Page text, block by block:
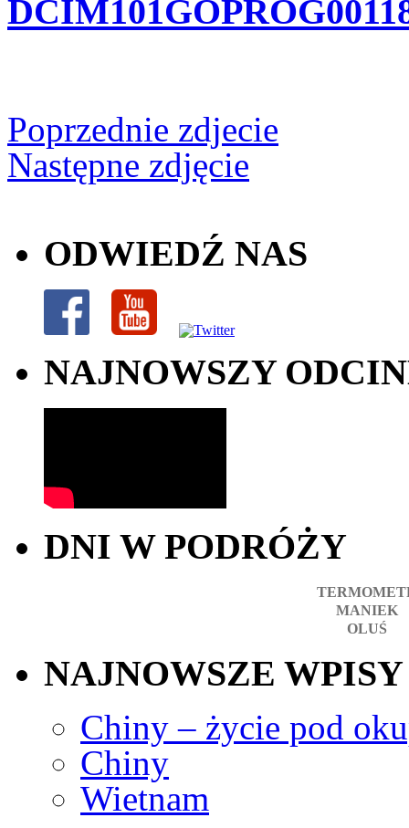
Poprzednie zdjecie
Następne zdjęcie
ODWIEDŹ NAS
NAJNOWSZY
DNI W PODRÓŻY
MANIEK
OLUŚ
NAJNOWSZE WPISY
Chiny – życie pod
Chiny
Wietnam